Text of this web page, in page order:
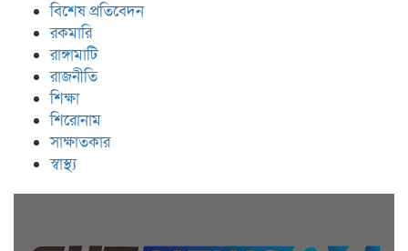
বিশেষ প্রতিবেদন
রকমারি
রাঙ্গামাটি
রাজনীতি
শিক্ষা
শিরোনাম
সাক্ষাতকার
স্বাস্থ্য